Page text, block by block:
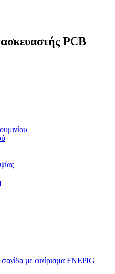
PCB
με φινίρισμα ENEPIG